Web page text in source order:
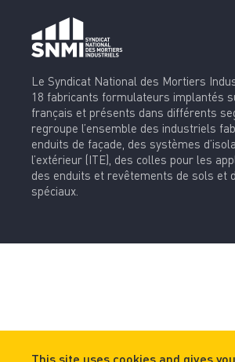
Le Syndicat National des Mortiers
18 fabricants formulateurs implantés
français et présents dans différents
regroupe l’ensemble des industriels
enduits de façade, des systèmes
l’extérieur (ITE), des colles pour les
des enduits et revêtements de sols et
spéciaux.
This site uses cookies and gives